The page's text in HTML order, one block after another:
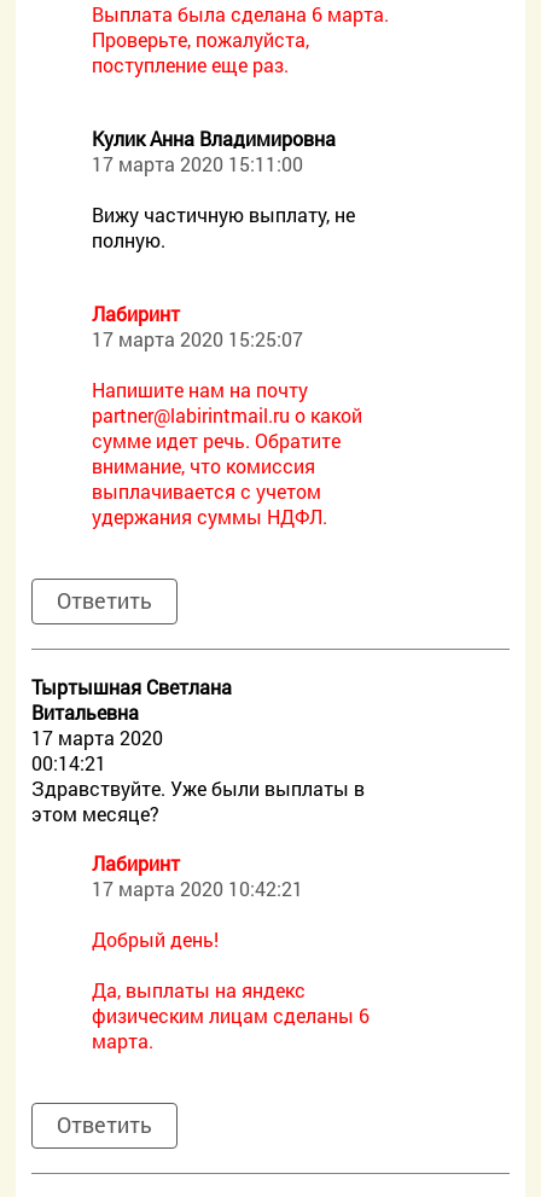
Выплата была сделана 6 марта.
Проверьте, пожалуйста,
поступление еще раз.
Кулик Анна Владимировна
17 марта 2020 15:11:00
Вижу частичную выплату, не
полную.
Лабиринт
17 марта 2020 15:25:07
Напишите нам на почту
partner@labirintmail.ru о какой
сумме идет речь. Обратите
внимание, что комиссия
выплачивается с учетом
удержания суммы НДФЛ.
Ответить
Тыртышная Светлана
Витальевна
17 марта 2020
00:14:21
Здравствуйте. Уже были выплаты в
этом месяце?
Лабиринт
17 марта 2020 10:42:21
Добрый день!
Да, выплаты на яндекс
физическим лицам сделаны 6
марта.
Ответить